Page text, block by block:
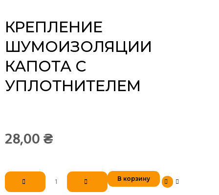
КРЕПЛЕНИЕ
ШУМОИЗОЛЯЦИИ
КАПОТА С
УПЛОТНИТЕЛЕМ
28,00 ₴
В корзину